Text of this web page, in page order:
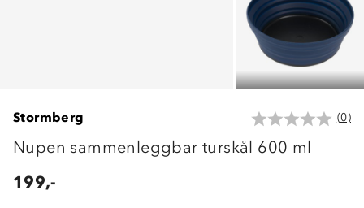
Stormberg (0)
Nupen sammenleggbar turskål 600 ml
199,-